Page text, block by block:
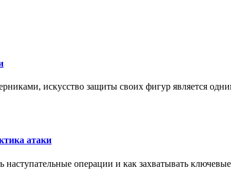
искусство защиты своих фигур является
атаки
операции и как захватывать